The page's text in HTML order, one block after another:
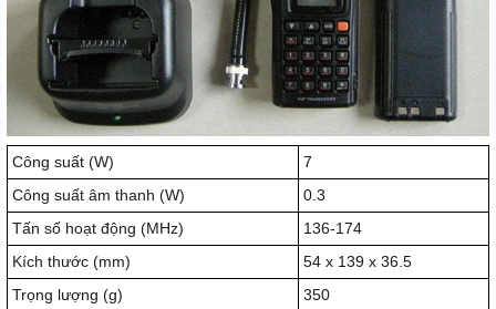
Công suất (W)
7
Công suất âm thanh (W)
0.3
Tấn số hoạt động (MHz)
136-174
Kích thước (mm)
54 x 139 x 36.5
Trọng lượng (g)
350